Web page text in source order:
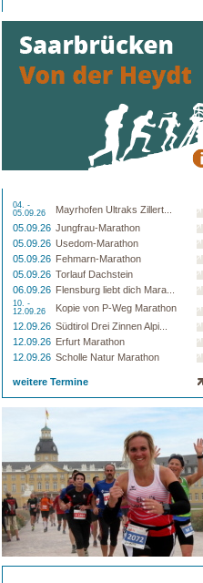
04. -
05.09.26
Mayrhofen Ultraks Zillert...
05.09.26 Jungfrau-Marathon
05.09.26 Usedom-Marathon
05.09.26 Fehmarn-Marathon
05.09.26 Torlauf Dachstein
06.09.26 Flensburg liebt dich Mara...
10. -
12.09.26
Kopie von P-Weg Marathon
12.09.26 Südtirol Drei Zinnen Alpi...
12.09.26 Erfurt Marathon
12.09.26 Scholle Natur Marathon
weitere Termine